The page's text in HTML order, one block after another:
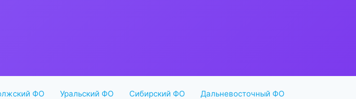
ФО Уральский ФО Сибирский ФО Дальневосточный ФО